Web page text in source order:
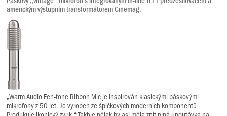
americkým výstupním transformátorem Cinemag.
„Warm Audio Fen-tone Ribbon Mic je inspirován klasickými páskovými
mikrofony z 50 let. Je vyroben ze špičkových moderních komponentů.